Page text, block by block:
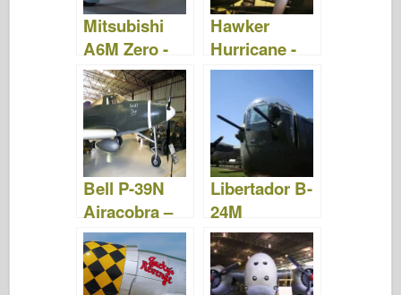
Mitsubishi
A6M Zero -
Ande por aí
Hawker
Hurricane -
Ande por aí
Bell P-39N
Airacobra –
WalkAround
Libertador B-
24M
consolidado
–
WalkAround